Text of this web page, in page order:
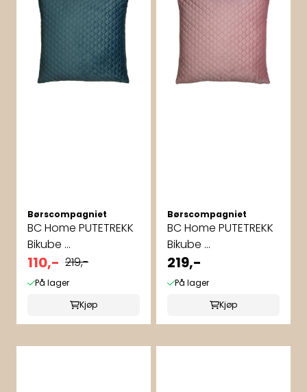
Børscompagniet
BC Home PUTETREKK
Bikube ...
110,- 219,-
På lager
Kjøp
Børscompagniet
BC Home PUTETREKK
Bikube ...
219,-
På lager
Kjøp